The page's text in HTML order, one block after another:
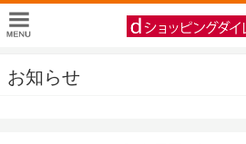
お知らせ